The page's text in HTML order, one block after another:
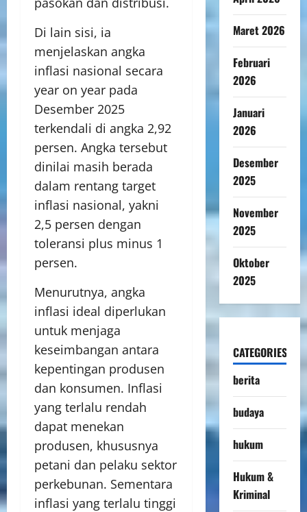
Di lain sisi, ia
menjelaskan angka
inflasi nasional secara
year on year pada
Desember 2025
terkendali di angka 2,92
persen. Angka tersebut
dinilai masih berada
dalam rentang target
inflasi nasional, yakni
2,5 persen dengan
toleransi plus minus 1
persen.
Menurutnya, angka
inflasi ideal diperlukan
untuk menjaga
keseimbangan antara
kepentingan produsen
dan konsumen. Inflasi
yang terlalu rendah
dapat menekan
produsen, khususnya
petani dan pelaku sektor
perkebunan. Sementara
inflasi yang terlalu tinggi
Maret 2026
Februari
2026
Januari
2026
Desember
2025
November
2025
Oktober
2025
CATEGORIES
berita
budaya
hukum
Hukum &
Kriminal